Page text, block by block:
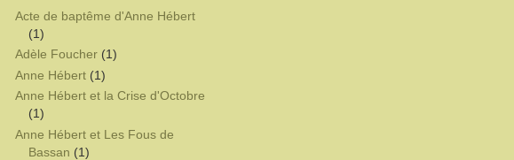
Acte de baptême d'Anne Hébert
(1)
Adèle Foucher (1)
Anne Hébert (1)
Anne Hébert et la Crise d'Octobre
(1)
Anne Hébert et Les Fous de
Bassan (1)